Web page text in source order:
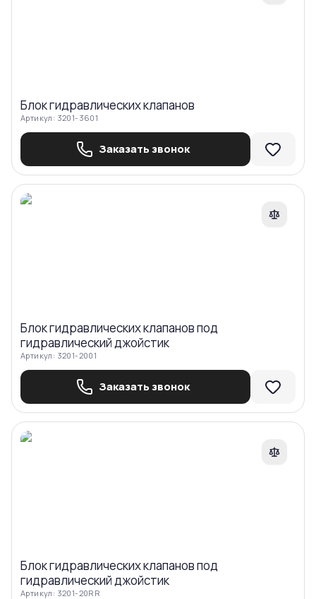
Блок гидравлических клапанов
Артикул: 3201-3601
Заказать звонок
Блок гидравлических клапанов под
гидравлический джойстик
Артикул: 3201-2001
Заказать звонок
Блок гидравлических клапанов под
гидравлический джойстик
Артикул: 3201-20RR